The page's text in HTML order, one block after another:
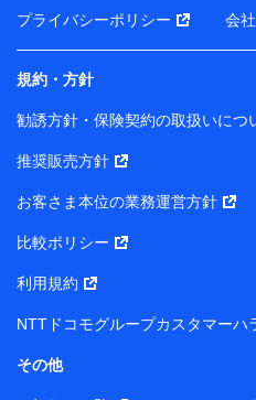
前に取得した個人データは
当社は株式会社NTTドコモ
との間で、以下のとおり個
す。
【共同して利用される利用デ
当社または株式会社NTTドコ
の個人データ
基本情報
性、連絡先、dポイントサービ
所、dポイント残高、dポイン
プライバシーポリシー 会
規約・方針
勧誘方針・保険契約の取扱いにつ
推奨販売方針
お客さま本位の業務運営方針
比較ポリシー
利用規約
NTTドコモグループカスタマーハ
その他